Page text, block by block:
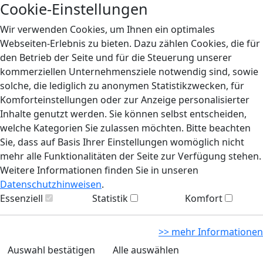
Cookie-Einstellungen
Wir verwenden Cookies, um Ihnen ein optimales
Webseiten-Erlebnis zu bieten. Dazu zählen Cookies, die für
den Betrieb der Seite und für die Steuerung unserer
kommerziellen Unternehmensziele notwendig sind, sowie
solche, die lediglich zu anonymen Statistikzwecken, für
Komforteinstellungen oder zur Anzeige personalisierter
Inhalte genutzt werden. Sie können selbst entscheiden,
welche Kategorien Sie zulassen möchten. Bitte beachten
Sie, dass auf Basis Ihrer Einstellungen womöglich nicht
mehr alle Funktionalitäten der Seite zur Verfügung stehen.
Weitere Informationen finden Sie in unseren
Datenschutzhinweisen.
Essenziell
Statistik Komfort
>> mehr Informationen
Auswahl bestätigen
Alle auswählen